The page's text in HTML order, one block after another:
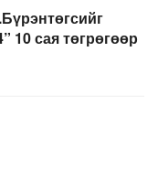
10 сая төгрөгөөр